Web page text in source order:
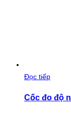
Đọc tiếp
Cốc đo độ